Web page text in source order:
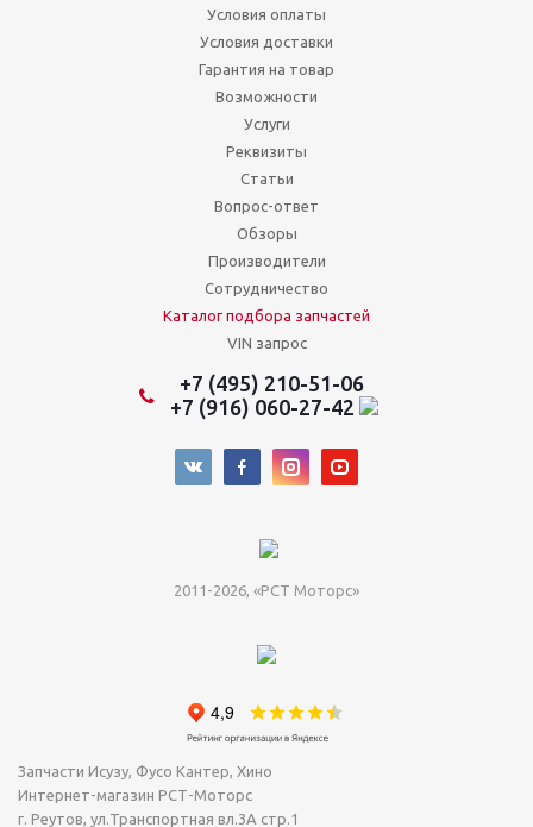
Условия оплаты
Условия доставки
Гарантия на товар
Возможности
Услуги
Реквизиты
Статьи
Вопрос-ответ
Обзоры
Производители
Сотрудничество
Каталог подбора запчастей
VIN запрос
+7 (495) 210-51-06
+7 (916) 060-27-42
2011-2026, «РСТ Моторс»
Запчасти Исузу, Фусо Кантер, Хино
Интернет-магазин РСТ-Моторс
г. Реутов, ул.Транспортная вл.3А стр.1